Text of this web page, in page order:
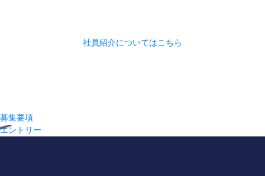
社員紹介についてはこちら
募集要項
エントリー